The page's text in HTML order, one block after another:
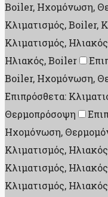
Boiler, Ηχομόνωση,
Κλιματισμός, Boiler,
Κλιματισμός, Ηλιακός
Ηλιακός, Boiler
Boiler, Ηχομόνωση,
Επιπρόσθετα:
Θερμοπρόσοψη
Ηχομόνωση,
Κλιματισμός,
Κλιματισμός,
Κλιματισμός,